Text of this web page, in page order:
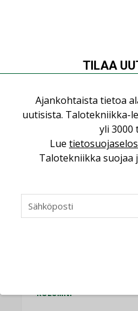
Puheista tekoihin –
käyttöön
KOLUMNI
Yli miljoona kotia on
KOLUMNI
TILAA
Ajankohtaista tietoa
uutisista. Talotekniikka-
yli 3000
Lue
Talotekniikka suojaa